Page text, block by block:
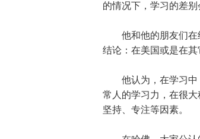
的情况下，学习的差别
他和他的朋友们在经
结论：在美国或是在其
他认为，在学习中，
常人的学习力，在很
坚持、专注等因素。